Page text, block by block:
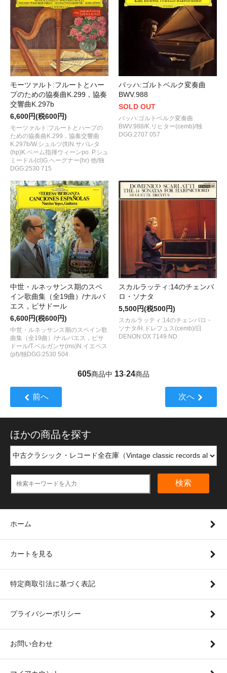
モーツァルト:フルートとハー
プのための協奏曲K.299，協奏
交響曲K.297b
6,600円(税600円)
モーツァルト:フルートとハープの
ための協奏曲K.299，協奏交響曲
K.297b/W.シュルツ(fl)N.サバレタ
(hp)K.ベーム指揮ウィーンpo. P.シュ
ミードル(cl)G.ヘーグナー(hr) 他/独
DGG:2530 715
バッハ:ゴルトベルク変奏曲
BWV.988
SOLD OUT
バッハ:ゴルトベルク変奏曲
BWV.988/K.リヒター(cemb)/独
DGG:2707 057
中世・ルネッサンス期のスペ
イン歌曲集（全19曲）/ナルバ
エス，ピサドール
6,600円(税600円)
中世・ルネッサンス期のスペイン歌
曲集（全19曲）/ナルバエス，ピサ
ドール/T.ベルガンサ(ms)N.イエペス
(pf)/独DGG:2530 504
スカルラッティ:14のチェンバ
ロ・ソナタ
5,500円(税500円)
スカルラッティ:14のチェンバロ・
ソナタ/H.ドレフュス(cemb)/日
DENON:OX 7149 ND
605商品中 13-24商品
前へ 次へ
ほかの商品を探す
検索
ホーム
カートを見る
特定商取引法に基づく表記
プライバシーポリシー
お問い合わせ